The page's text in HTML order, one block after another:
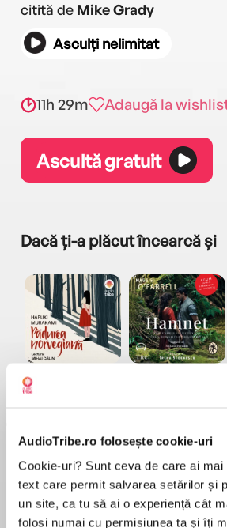
AudioTribe.ro folosește cookie-uri
Cookie-uri? Sunt ceva de care ai
text care permit salvarea setărilor și
un site, ca tu să ai o experiență cât
folosi numai cu permisiunea ta și îți
citită de Mike Grady
Asculți nelimitat
11h 29m Adaugă la
Ascultă gratuit
Dacă ți-a plăcut încearcă și
Pădurea norvegiană
Elita de Argint (Elita
Diavolul se îmbracă de